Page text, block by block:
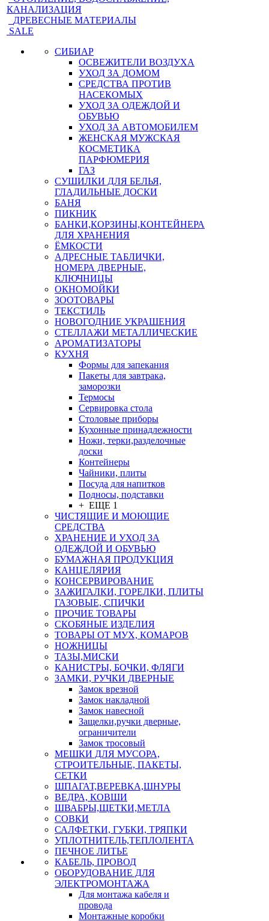
КАНАЛИЗАЦИЯ
ДРЕВЕСНЫЕ МАТЕРИАЛЫ
SALE
СИБИАР
ОСВЕЖИТЕЛИ ВОЗДУХА
УХОД ЗА ДОМОМ
СРЕДСТВА ПРОТИВ
НАСЕКОМЫХ
УХОД ЗА ОДЕЖДОЙ И
ОБУВЬЮ
УХОД ЗА АВТОМОБИЛЕМ
ЖЕНСКАЯ МУЖСКАЯ
КОСМЕТИКА
ПАРФЮМЕРИЯ
ГАЗ
СУШИЛКИ ДЛЯ БЕЛЬЯ,
ГЛАДИЛЬНЫЕ ДОСКИ
БАНЯ
ПИКНИК
БАНКИ,КОРЗИНЫ,КОНТЕЙНЕРА
ДЛЯ ХРАНЕНИЯ
ЁМКОСТИ
АДРЕСНЫЕ ТАБЛИЧКИ,
НОМЕРА ДВЕРНЫЕ,
КЛЮЧНИЦЫ
ОКНОМОЙКИ
ЗООТОВАРЫ
ТЕКСТИЛЬ
НОВОГОДНИЕ УКРАШЕНИЯ
СТЕЛЛАЖИ МЕТАЛЛИЧЕСКИЕ
АРОМАТИЗАТОРЫ
КУХНЯ
Формы для запекания
Пакеты для завтрака,
заморозки
Термосы
Сервировка стола
Столовые приборы
Кухонные принадлежности
Ножи, терки,разделочные
доски
Контейнеры
Чайники, плиты
Посуда для напитков
Подносы, подставки
+ ЕЩЕ 1
ЧИСТЯЩИЕ И МОЮЩИЕ
СРЕДСТВА
ХРАНЕНИЕ И УХОД ЗА
ОДЕЖДОЙ И ОБУВЬЮ
БУМАЖНАЯ ПРОДУКЦИЯ
КАНЦЕЛЯРИЯ
КОНСЕРВИРОВАНИЕ
ЗАЖИГАЛКИ, ГОРЕЛКИ, ПЛИТЫ
ГАЗОВЫЕ, СПИЧКИ
ПРОЧИЕ ТОВАРЫ
СКОБЯНЫЕ ИЗДЕЛИЯ
ТОВАРЫ ОТ МУХ, КОМАРОВ
НОЖНИЦЫ
ТАЗЫ,МИСКИ
КАНИСТРЫ, БОЧКИ, ФЛЯГИ
ЗАМКИ, РУЧКИ ДВЕРНЫЕ
Замок врезной
Замок накладной
Замок навесной
Защелки,ручки дверные,
ограничители
Замок тросовый
МЕШКИ ДЛЯ МУСОРА,
СТРОИТЕЛЬНЫЕ, ПАКЕТЫ,
СЕТКИ
ШПАГАТ,ВЕРЕВКА,ШНУРЫ
ВЕДРА, КОВШИ
ШВАБРЫ,ЩЕТКИ,МЕТЛА
СОВКИ
САЛФЕТКИ, ГУБКИ, ТРЯПКИ
УПЛОТНИТЕЛЬ,ТЕПЛОЛЕНТА
ПЕЧНОЕ ЛИТЬЕ
КАБЕЛЬ, ПРОВОД
ОБОРУДОВАНИЕ ДЛЯ
ЭЛЕКТРОМОНТАЖА
Для монтажа кабеля и
провода
Монтажные коробки